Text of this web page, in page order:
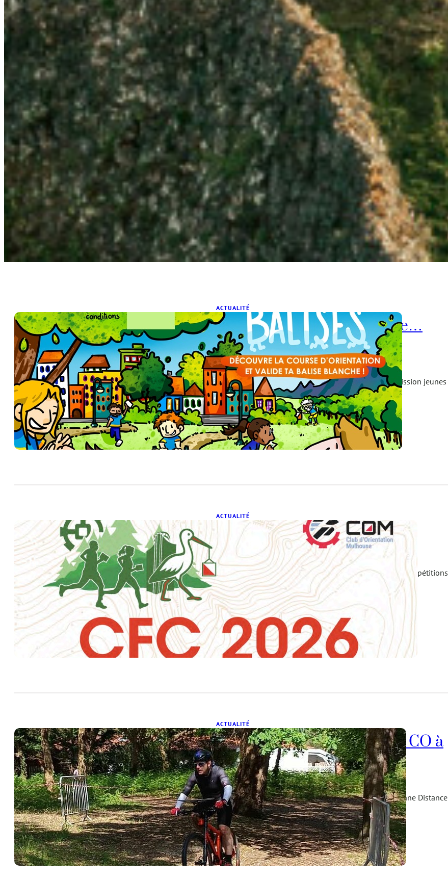
ACTUALITÉ
Une balise blanche obtenue…
Bravo Thomas !
14 juin 2026
Il y a quelques semaines de cela, la FFCO et sa commission jeunes
ont remis en avant l’obtention…
ACTUALITÉ
Week-end CFC 2026
16 mai 2026
Cette année, cap à l’Est de la France pour les grandes compétitions
en pédestre. Après la Nationale Nord-Est…
ACTUALITÉ
Championnat de France de CO à
VTT
20 avril 2026
Ce weekend se tenait le championnat de France Moyenne Distance
et le Championnat de France des clubs de…